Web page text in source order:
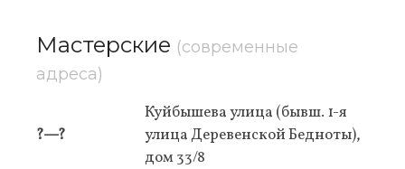
Мастерские (современные
адреса)
?—?
Куйбышева улица (бывш. 1-я
улица Деревенской Бедноты),
дом 33/8